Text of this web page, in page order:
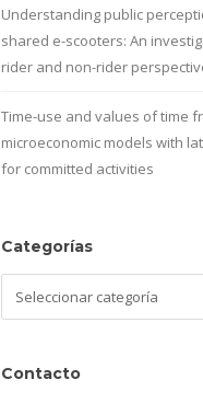
Understanding public
shared e-scooters: An
rider and non-rider
Time-use and values of time
microeconomic models with
for committed activities
Categorías
Contacto